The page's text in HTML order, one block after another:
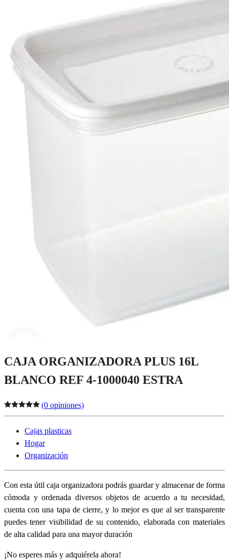
CAJA ORGANIZADORA PLUS 16L
BLANCO REF 4-1000040 ESTRA
(0 opiniones)
Cajas plasticas
Hogar
Organización
Con esta útil caja organizadora podrás guardar y almacenar de forma
cómoda y ordenada diversos objetos de acuerdo a tu necesidad,
cuenta con una tapa de cierre, y lo mejor es que al ser transparente
puedes tener visibilidad de su contenido, elaborada con materiales
de alta calidad para una mayor duración
¡No esperes más y adquiérela ahora!